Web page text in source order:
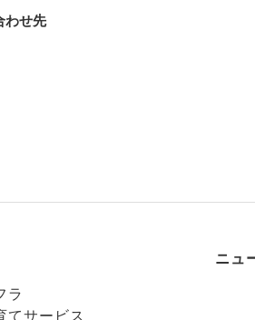
わせ先
ラ
てサービス
ニュ